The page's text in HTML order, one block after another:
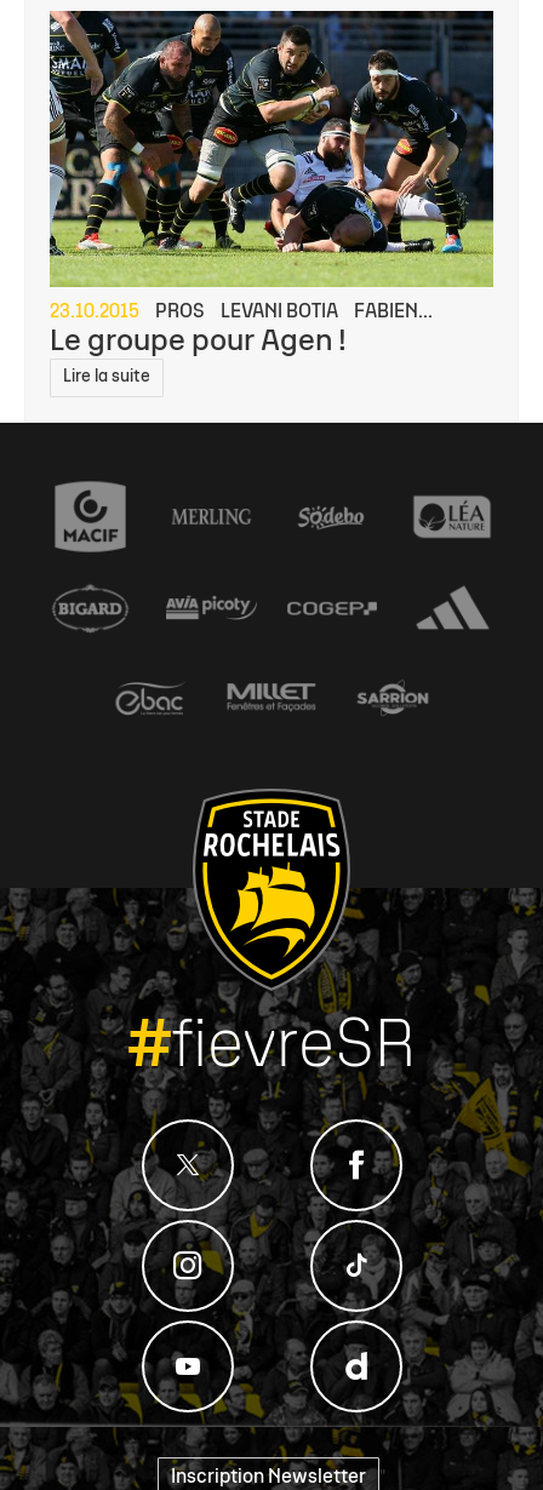
23.10.2015 PROS LEVANI BOTIA FABIEN...
Le groupe pour Agen !
Lire la suite
#fievreSR
Inscription Newsletter "